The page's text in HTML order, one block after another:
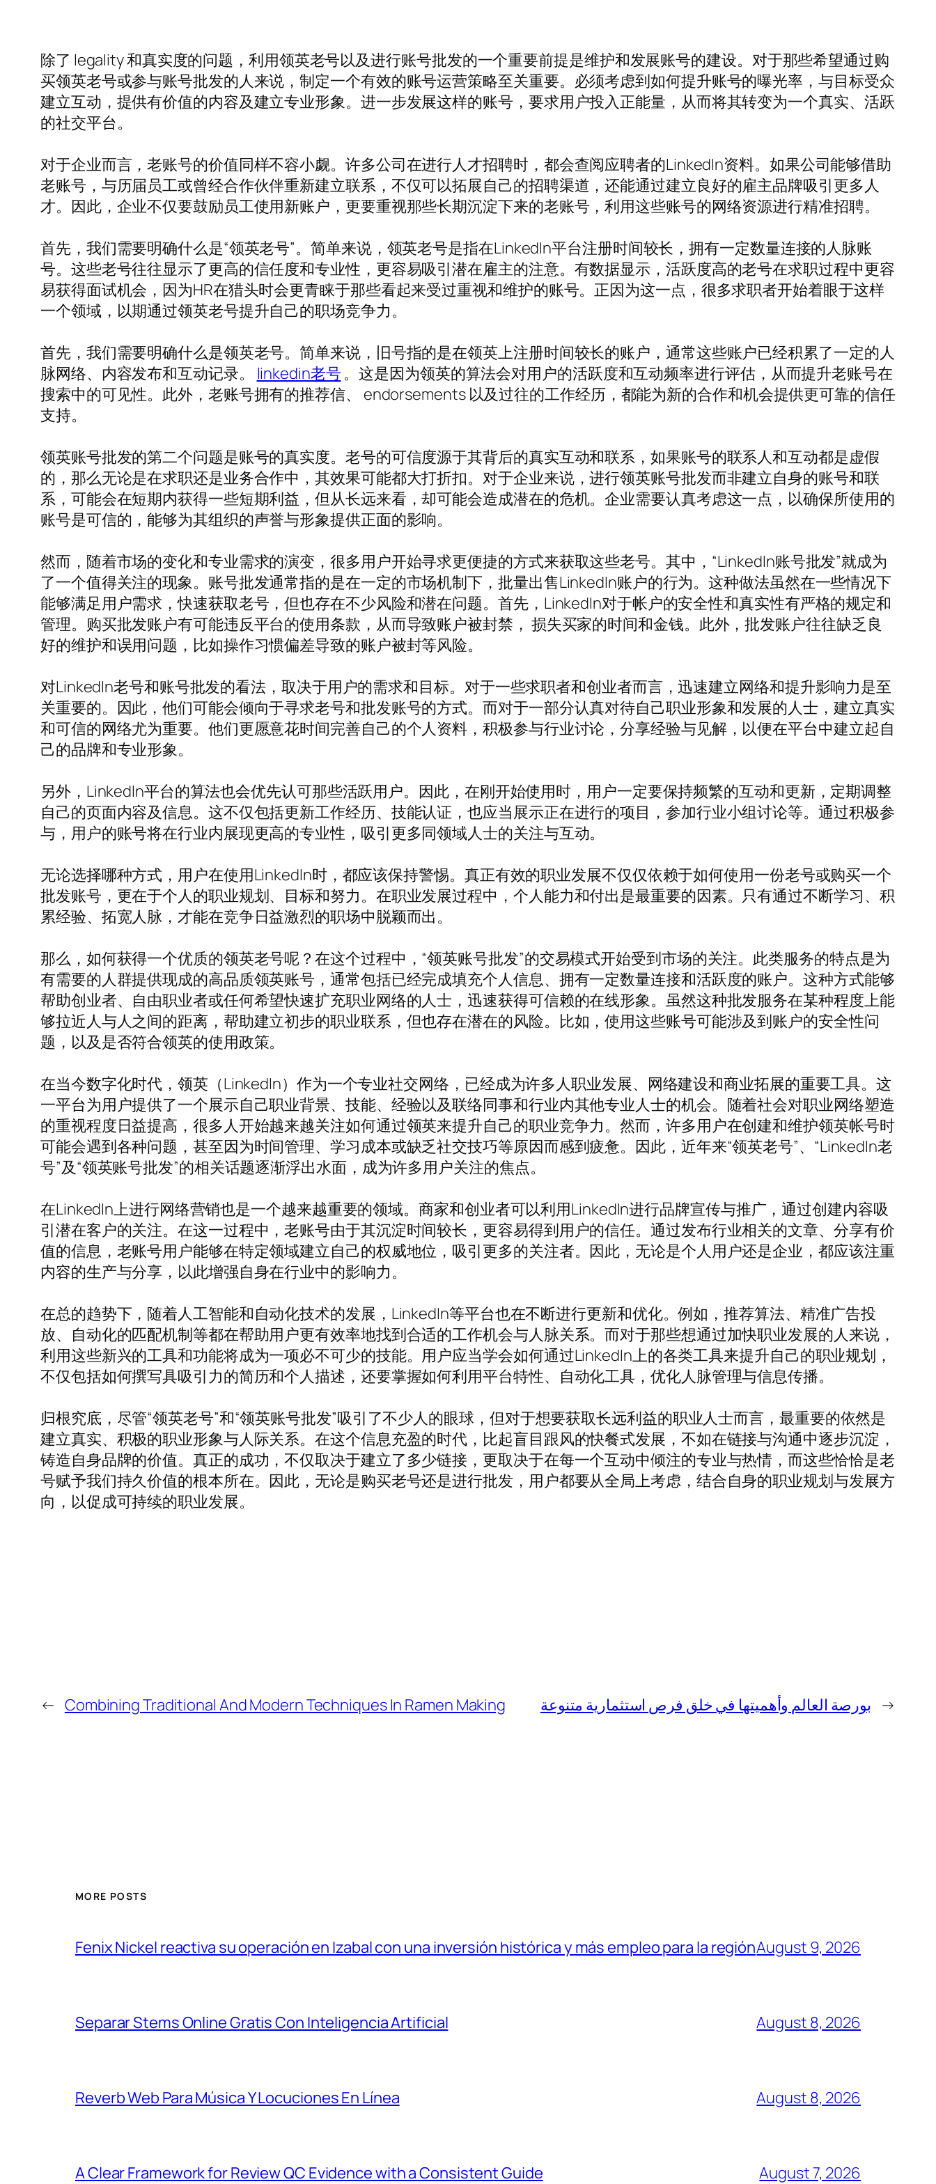
除了 legality 和真实度的问题，利用领英老号以及进行账号批发的一个重要前提是维护和发展账号的建设。对于那些希望通过购
买领英老号或参与账号批发的人来说，制定一个有效的账号运营策略至关重要。必须考虑到如何提升账号的曝光率，与目标受众
建立互动，提供有价值的内容及建立专业形象。进一步发展这样的账号，要求用户投入正能量，从而将其转变为一个真实、活跃
的社交平台。
对于企业而言，老账号的价值同样不容小觑。许多公司在进行人才招聘时，都会查阅应聘者的LinkedIn资料。如果公司能够借助
老账号，与历届员工或曾经合作伙伴重新建立联系，不仅可以拓展自己的招聘渠道，还能通过建立良好的雇主品牌吸引更多人
才。因此，企业不仅要鼓励员工使用新账户，更要重视那些长期沉淀下来的老账号，利用这些账号的网络资源进行精准招聘。
首先，我们需要明确什么是“领英老号”。简单来说，领英老号是指在LinkedIn平台注册时间较长，拥有一定数量连接的人脉账
号。这些老号往往显示了更高的信任度和专业性，更容易吸引潜在雇主的注意。有数据显示，活跃度高的老号在求职过程中更容
易获得面试机会，因为HR在猎头时会更青睐于那些看起来受过重视和维护的账号。正因为这一点，很多求职者开始着眼于这样
一个领域，以期通过领英老号提升自己的职场竞争力。
首先，我们需要明确什么是领英老号。简单来说，旧号指的是在领英上注册时间较长的账户，通常这些账户已经积累了一定的人
脉网络、内容发布和互动记录。 linkedin老号。这是因为领英的算法会对用户的活跃度和互动频率进行评估，从而提升老账号在
搜索中的可见性。此外，老账号拥有的推荐信、 endorsements 以及过往的工作经历，都能为新的合作和机会提供更可靠的信任
支持。
领英账号批发的第二个问题是账号的真实度。老号的可信度源于其背后的真实互动和联系，如果账号的联系人和互动都是虚假
的，那么无论是在求职还是业务合作中，其效果可能都大打折扣。对于企业来说，进行领英账号批发而非建立自身的账号和联
系，可能会在短期内获得一些短期利益，但从长远来看，却可能会造成潜在的危机。企业需要认真考虑这一点，以确保所使用的
账号是可信的，能够为其组织的声誉与形象提供正面的影响。
然而，随着市场的变化和专业需求的演变，很多用户开始寻求更便捷的方式来获取这些老号。其中，“LinkedIn账号批发”就成为
了一个值得关注的现象。账号批发通常指的是在一定的市场机制下，批量出售LinkedIn账户的行为。这种做法虽然在一些情况下
能够满足用户需求，快速获取老号，但也存在不少风险和潜在问题。首先，LinkedIn对于帐户的安全性和真实性有严格的规定和
管理。购买批发账户有可能违反平台的使用条款，从而导致账户被封禁， 损失买家的时间和金钱。此外，批发账户往往缺乏良
好的维护和误用问题，比如操作习惯偏差导致的账户被封等风险。
对LinkedIn老号和账号批发的看法，取决于用户的需求和目标。对于一些求职者和创业者而言，迅速建立网络和提升影响力是至
关重要的。因此，他们可能会倾向于寻求老号和批发账号的方式。而对于一部分认真对待自己职业形象和发展的人士，建立真实
和可信的网络尤为重要。他们更愿意花时间完善自己的个人资料，积极参与行业讨论，分享经验与见解，以便在平台中建立起自
己的品牌和专业形象。
另外，LinkedIn平台的算法也会优先认可那些活跃用户。因此，在刚开始使用时，用户一定要保持频繁的互动和更新，定期调整
自己的页面内容及信息。这不仅包括更新工作经历、技能认证，也应当展示正在进行的项目，参加行业小组讨论等。通过积极参
与，用户的账号将在行业内展现更高的专业性，吸引更多同领域人士的关注与互动。
无论选择哪种方式，用户在使用LinkedIn时，都应该保持警惕。真正有效的职业发展不仅仅依赖于如何使用一份老号或购买一个
批发账号，更在于个人的职业规划、目标和努力。在职业发展过程中，个人能力和付出是最重要的因素。只有通过不断学习、积
累经验、拓宽人脉，才能在竞争日益激烈的职场中脱颖而出。
那么，如何获得一个优质的领英老号呢？在这个过程中，“领英账号批发”的交易模式开始受到市场的关注。此类服务的特点是为
有需要的人群提供现成的高品质领英账号，通常包括已经完成填充个人信息、拥有一定数量连接和活跃度的账户。这种方式能够
帮助创业者、自由职业者或任何希望快速扩充职业网络的人士，迅速获得可信赖的在线形象。虽然这种批发服务在某种程度上能
够拉近人与人之间的距离，帮助建立初步的职业联系，但也存在潜在的风险。比如，使用这些账号可能涉及到账户的安全性问
题，以及是否符合领英的使用政策。
在当今数字化时代，领英（LinkedIn）作为一个专业社交网络，已经成为许多人职业发展、网络建设和商业拓展的重要工具。这
一平台为用户提供了一个展示自己职业背景、技能、经验以及联络同事和行业内其他专业人士的机会。随着社会对职业网络塑造
的重视程度日益提高，很多人开始越来越关注如何通过领英来提升自己的职业竞争力。然而，许多用户在创建和维护领英帐号时
可能会遇到各种问题，甚至因为时间管理、学习成本或缺乏社交技巧等原因而感到疲惫。因此，近年来“领英老号”、“LinkedIn老
号”及“领英账号批发”的相关话题逐渐浮出水面，成为许多用户关注的焦点。
在LinkedIn上进行网络营销也是一个越来越重要的领域。商家和创业者可以利用LinkedIn进行品牌宣传与推广，通过创建内容吸
引潜在客户的关注。在这一过程中，老账号由于其沉淀时间较长，更容易得到用户的信任。通过发布行业相关的文章、分享有价
值的信息，老账号用户能够在特定领域建立自己的权威地位，吸引更多的关注者。因此，无论是个人用户还是企业，都应该注重
内容的生产与分享，以此增强自身在行业中的影响力。
在总的趋势下，随着人工智能和自动化技术的发展，LinkedIn等平台也在不断进行更新和优化。例如，推荐算法、精准广告投
放、自动化的匹配机制等都在帮助用户更有效率地找到合适的工作机会与人脉关系。而对于那些想通过加快职业发展的人来说，
利用这些新兴的工具和功能将成为一项必不可少的技能。用户应当学会如何通过LinkedIn上的各类工具来提升自己的职业规划，
不仅包括如何撰写具吸引力的简历和个人描述，还要掌握如何利用平台特性、自动化工具，优化人脉管理与信息传播。
归根究底，尽管“领英老号”和“领英账号批发”吸引了不少人的眼球，但对于想要获取长远利益的职业人士而言，最重要的依然是
建立真实、积极的职业形象与人际关系。在这个信息充盈的时代，比起盲目跟风的快餐式发展，不如在链接与沟通中逐步沉淀，
铸造自身品牌的价值。真正的成功，不仅取决于建立了多少链接，更取决于在每一个互动中倾注的专业与热情，而这些恰恰是老
号赋予我们持久价值的根本所在。因此，无论是购买老号还是进行批发，用户都要从全局上考虑，结合自身的职业规划与发展方
向，以促成可持续的职业发展。
← Combining Traditional And Modern Techniques In Ramen Making بورصة العالم وأهميتها في خلق فرص استثمارية متنوعة →
MORE POSTS
Fenix Nickel reactiva su operación en Izabal con una inversión histórica y más empleo para la regiónAugust 9, 2026
Separar Stems Online Gratis Con Inteligencia Artificial August 8, 2026
Reverb Web Para Música Y Locuciones En Línea August 8, 2026
A Clear Framework for Review QC Evidence with a Consistent Guide August 7, 2026